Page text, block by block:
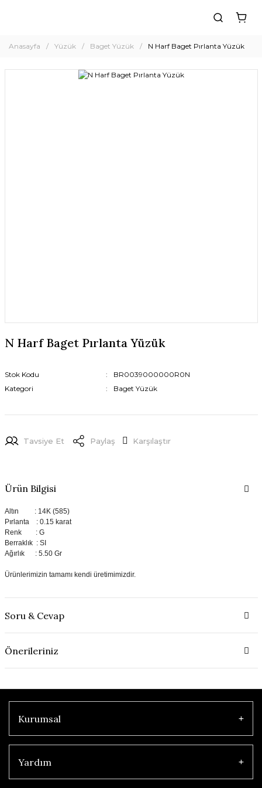
Anasayfa Yüzük Baget Yüzük N Harf Baget Pırlanta Yüzük
N Harf Baget Pırlanta Yüzük
Stok Kodu
BR0039000000R0N
Kategori
Baget Yüzük
Tavsiye Et Paylaş Karşılaştır
Ürün Bilgisi
Altın : 14K (585)
Pırlanta : 0.15 karat
Renk : G
Berraklık : SI
Ağırlık : 5.50 Gr
Ürünlerimizin tamamı kendi üretimimizdir.
Soru & Cevap
Önerileriniz
Kurumsal
Yardım